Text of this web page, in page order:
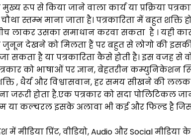
मुख्य रूप से किया जाने वाला कार्य या प्रक्रिया
स्तम्भ माना जाता है। पत्रकारिता में बहुत शक्ति
लाकर उसका समाधान करवा सकता है । यही
देखने को मिलता हैं पर बहुत से लोगो की इसकी
सकता है या पत्रकारिता कैसे होती है। इस वजह से
को भाषाओं पर ज्ञान, बेहतरीन
, धैर्य और विश्वासवान, हर समय सीखने की
जरूरी होता है.एक पत्रकार को सदा पोलिटिकल
या कल्चरल इसके अलावा भी कई और फिल्ड है
मीडिया प्रिंट, वीडियो, Audio और Social